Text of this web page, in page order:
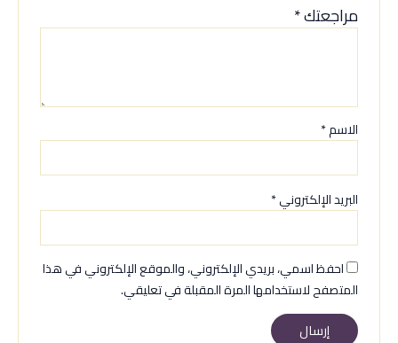
مراجعتك*
الاسم*
البريد الإلكتروني*
احفظ اسمي، بريدي الإلكتروني، والموقع الإلكتروني في هذا
المتصفح لاستخدامها المرة المقبلة في تعليقي.